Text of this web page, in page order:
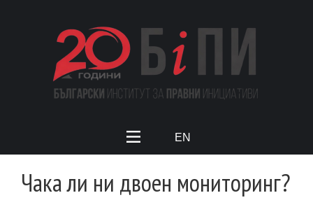
EN
Чака ли ни двоен мониторинг?